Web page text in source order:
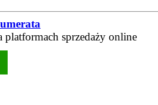
sprzedaży online